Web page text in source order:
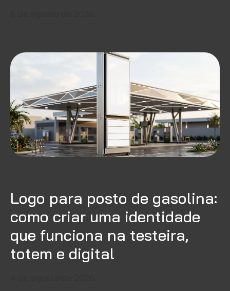
Logo para posto de gasolina:
como criar uma identidade
que funciona na testeira,
totem e digital